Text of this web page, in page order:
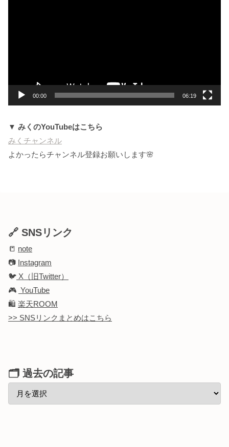
00:00 06:19
▼ みくのYouTubeはこちら
みくチャンネル
よかったらチャンネル登録お願いします🌸
🔗 SNSリンク
📒 note
📷 Instagram
🐦 X（旧Twitter）
🎮 YouTube
🛍️ 楽天ROOM
>> SNSリンクまとめはこちら
🗂 過去の記事